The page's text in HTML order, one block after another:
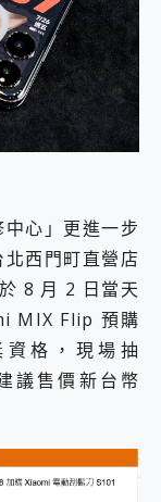
中心」更進一步
西門町直營店
8 月 2 日當天
MIX Flip 預購
格，現場抽
議售價新台幣